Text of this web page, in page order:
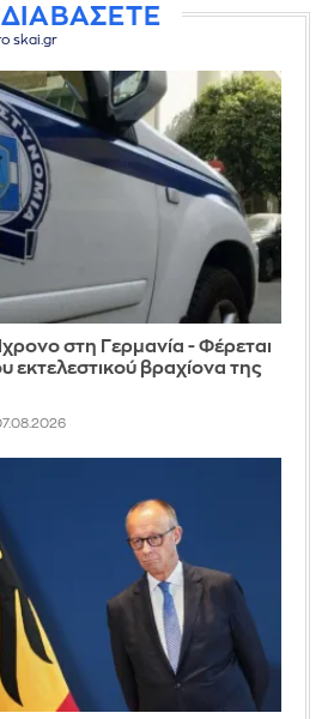
skai.gr
στη Γερμανία - Φέρεται
εκτελεστικού βραχίονα της